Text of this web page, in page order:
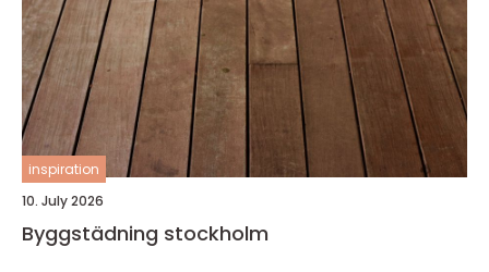
inspiration
10. July 2026
Byggstädning stockholm